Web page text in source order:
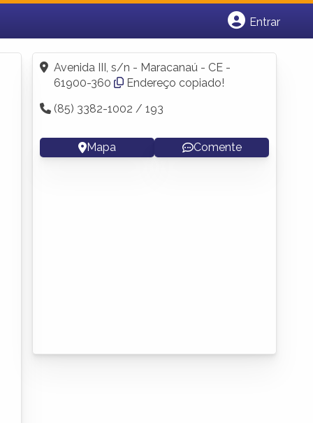
Entrar
Fazer login
Criar conta
Avenida III, s/n - Maracanaú - CE -
61900-360
Endereço copiado!
(85) 3382-1002 / 193
Mapa Comente